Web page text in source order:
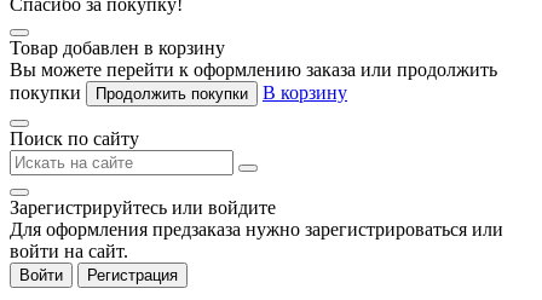
Товар добавлен в корзину
Вы можете перейти к оформлению заказа или продолжить
покупки
Продолжить покупки В корзину
Поиск по сайту
Зарегистрируйтесь или войдите
Для оформления предзаказа нужно зарегистрироваться или
войти на сайт.
Войти Регистрация